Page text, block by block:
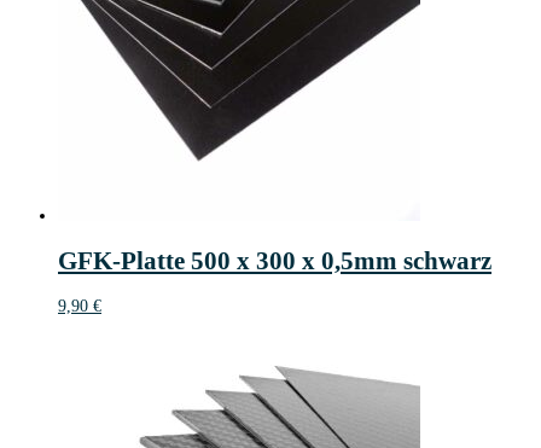
GFK-Platte 500 x 300 x 0,5mm schwarz
9,90 €